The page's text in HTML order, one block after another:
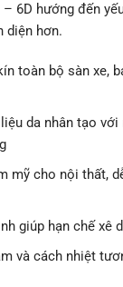
6D hướng đến
diện hơn.
toàn bộ sàn xe,
da nhân tạo
mỹ cho nội thất,
giúp hạn chế xê
và cách nhiệt